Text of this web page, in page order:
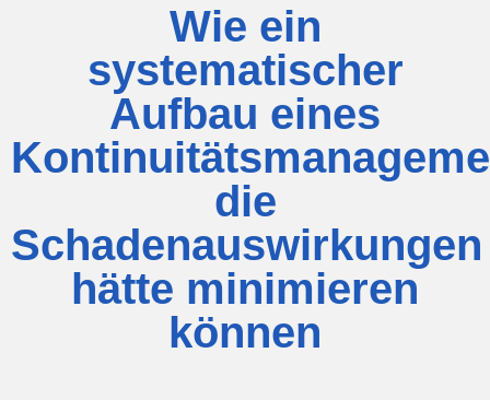
Wie ein
systematischer
Aufbau eines
die
Schadenauswirkungen
hätte minimieren
können